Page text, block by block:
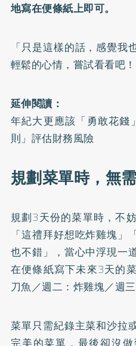
地寫在便條紙上即可。
「只是這樣的話，感覺
輕鬆的心情，嘗試看看吧！
延伸閱讀：
年紀大更應該「勇敢花
則」評估財務風險
規劃菜單時，無
規劃3天份的菜單時，不
「這禮拜好想吃炸雞塊
也不錯」，當心中浮現一
在便條紙寫下未來3天的
刀魚／週二：炸雞塊／週
菜單只需紀錄主菜和沙拉